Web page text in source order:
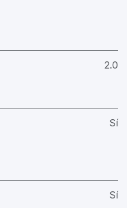
2.0
Sí
Sí